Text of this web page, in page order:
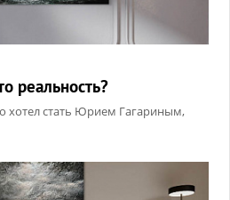
реальность?
хотел стать Юрием Гагариным,